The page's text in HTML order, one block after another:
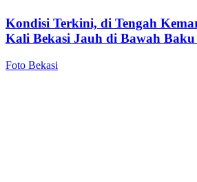
Kondisi Terkini, di Tengah
Kali Bekasi Jauh di Bawah
Foto Bekasi